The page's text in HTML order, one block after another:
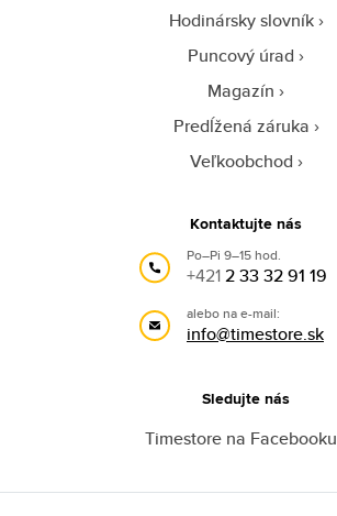
Hodinársky slovník
Puncový úrad
Magazín
Predĺžená záruka
Veľkoobchod
Kontaktujte nás
Po–Pi 9–15 hod.
+4212 33 32 91 19
alebo na e-mail:
info@timestore.sk
Sledujte nás
Timestore na Facebooku